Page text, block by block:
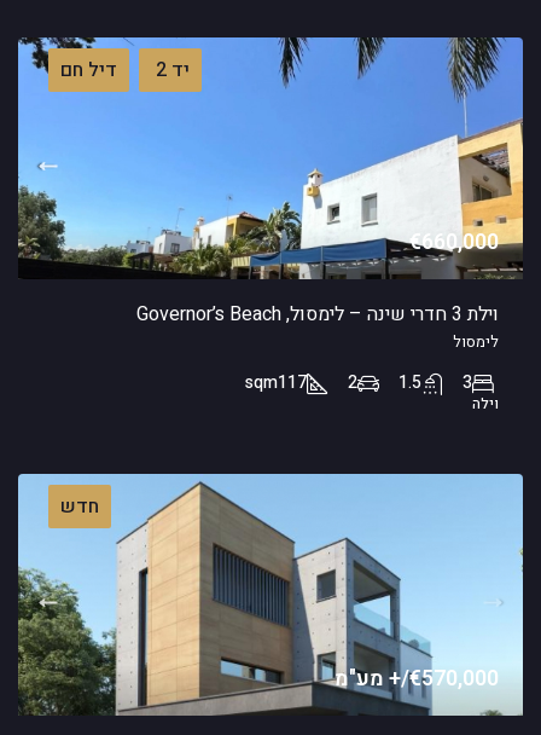
יד 2 דיל חם
€660,000
וילת 3 חדרי שינה – לימסול, Governor’s Beach
לימסול
3
1.5
2
117
sqm
וילה
חדש
€570,000/+ מע"מ